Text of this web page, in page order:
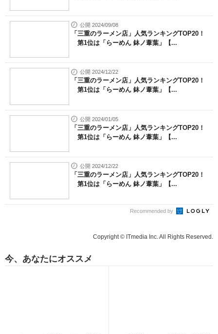
公開 2024/09/08
「三重のラーメン店」人気ランキングTOP20！
第1位は「らーめん 鉢ノ葦葉」【...
公開 2024/12/22
「三重のラーメン店」人気ランキングTOP20！
第1位は「らーめん 鉢ノ葦葉」【...
公開 2024/01/05
「三重のラーメン店」人気ランキングTOP20！
第1位は「らーめん 鉢ノ葦葉」【...
公開 2024/12/22
「三重のラーメン店」人気ランキングTOP20！
第1位は「らーめん 鉢ノ葦葉」【...
Recommended by
Copyright © ITmedia Inc. All Rights Reserved.
今、あなたにオススメ